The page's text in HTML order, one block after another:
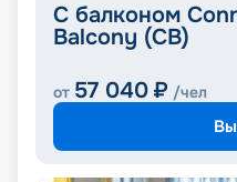
С балконом
Balcony (CB)
от 57 040 ₽ /чел